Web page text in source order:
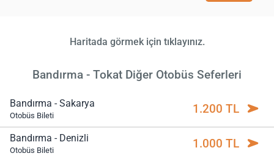
Haritada görmek için tıklayınız.
Bandırma - Tokat Diğer Otobüs Seferleri
Bandırma - Sakarya
Otobüs Bileti 1.200 TL
Bandırma - Denizli
Otobüs Bileti 1.000 TL